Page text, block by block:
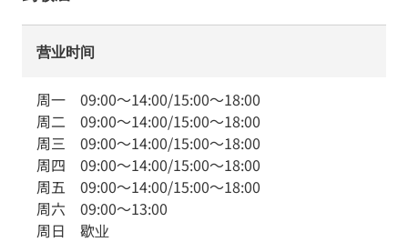
营业时间
周一 09:00～14:00/15:00～18:00
周二 09:00～14:00/15:00～18:00
周三 09:00～14:00/15:00～18:00
周四 09:00～14:00/15:00～18:00
周五 09:00～14:00/15:00～18:00
周六 09:00～13:00
周日 歇业